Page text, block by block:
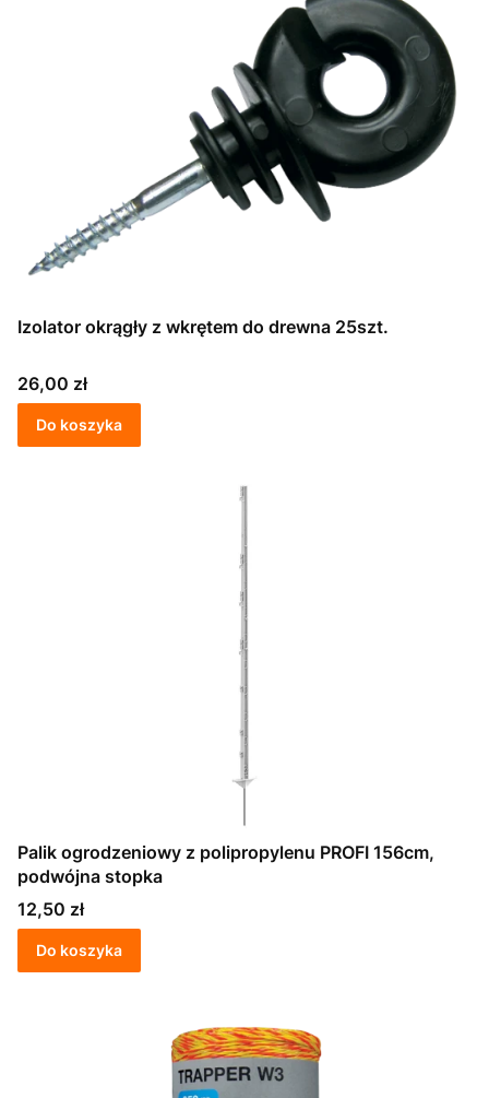
Izolator okrągły z wkrętem do drewna 25szt.
Cena
26,00 zł
Do koszyka
Palik ogrodzeniowy z polipropylenu PROFI 156cm,
podwójna stopka
Cena
12,50 zł
Do koszyka